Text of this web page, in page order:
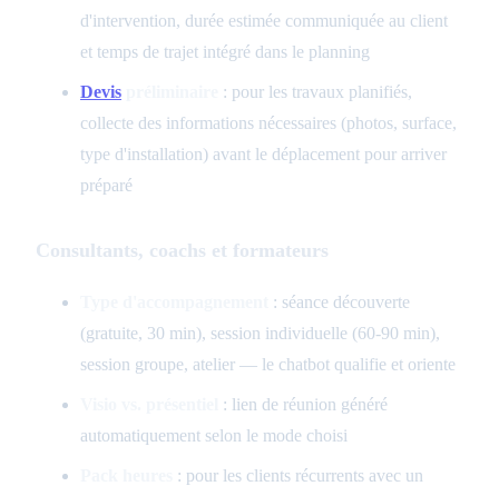
d'intervention, durée estimée communiquée au client
et temps de trajet intégré dans le planning
Devis
: pour les travaux planifiés,
collecte des informations nécessaires (photos, surface,
type d'installation) avant le déplacement pour arriver
préparé
Consultants, coachs et formateurs
: séance découverte
(gratuite, 30 min), session individuelle (60-90 min),
session groupe, atelier — le chatbot qualifie et oriente
: lien de réunion généré
automatiquement selon le mode choisi
: pour les clients récurrents avec un